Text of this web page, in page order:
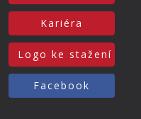
Kariéra
Logo ke stažení
Facebook